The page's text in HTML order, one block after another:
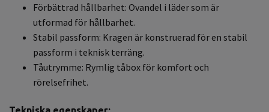
Förbättrad hållbarhet: Ovandel i läder som är
utformad för hållbarhet.
Stabil passform: Kragen är konstruerad för en stabil
passform i teknisk terräng.
Tåutrymme: Rymlig tåbox för komfort och
rörelsefrihet.